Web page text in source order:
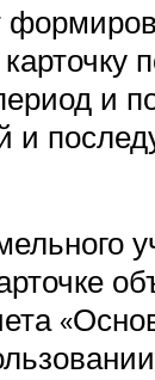
и
и